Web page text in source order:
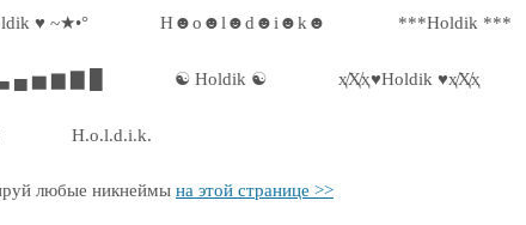
♥ ~★•° H☻o☻l☻d☻i☻k☻ ***Holdik ***
▄ ▅ ▆ ▇ █ ☯ Holdik ☯ ҳ̸Ҳ̸ҳ♥Holdik ♥ҳ̸Ҳ̸ҳ
H.o.l.d.i.k.
любые никнеймы на этой странице >>